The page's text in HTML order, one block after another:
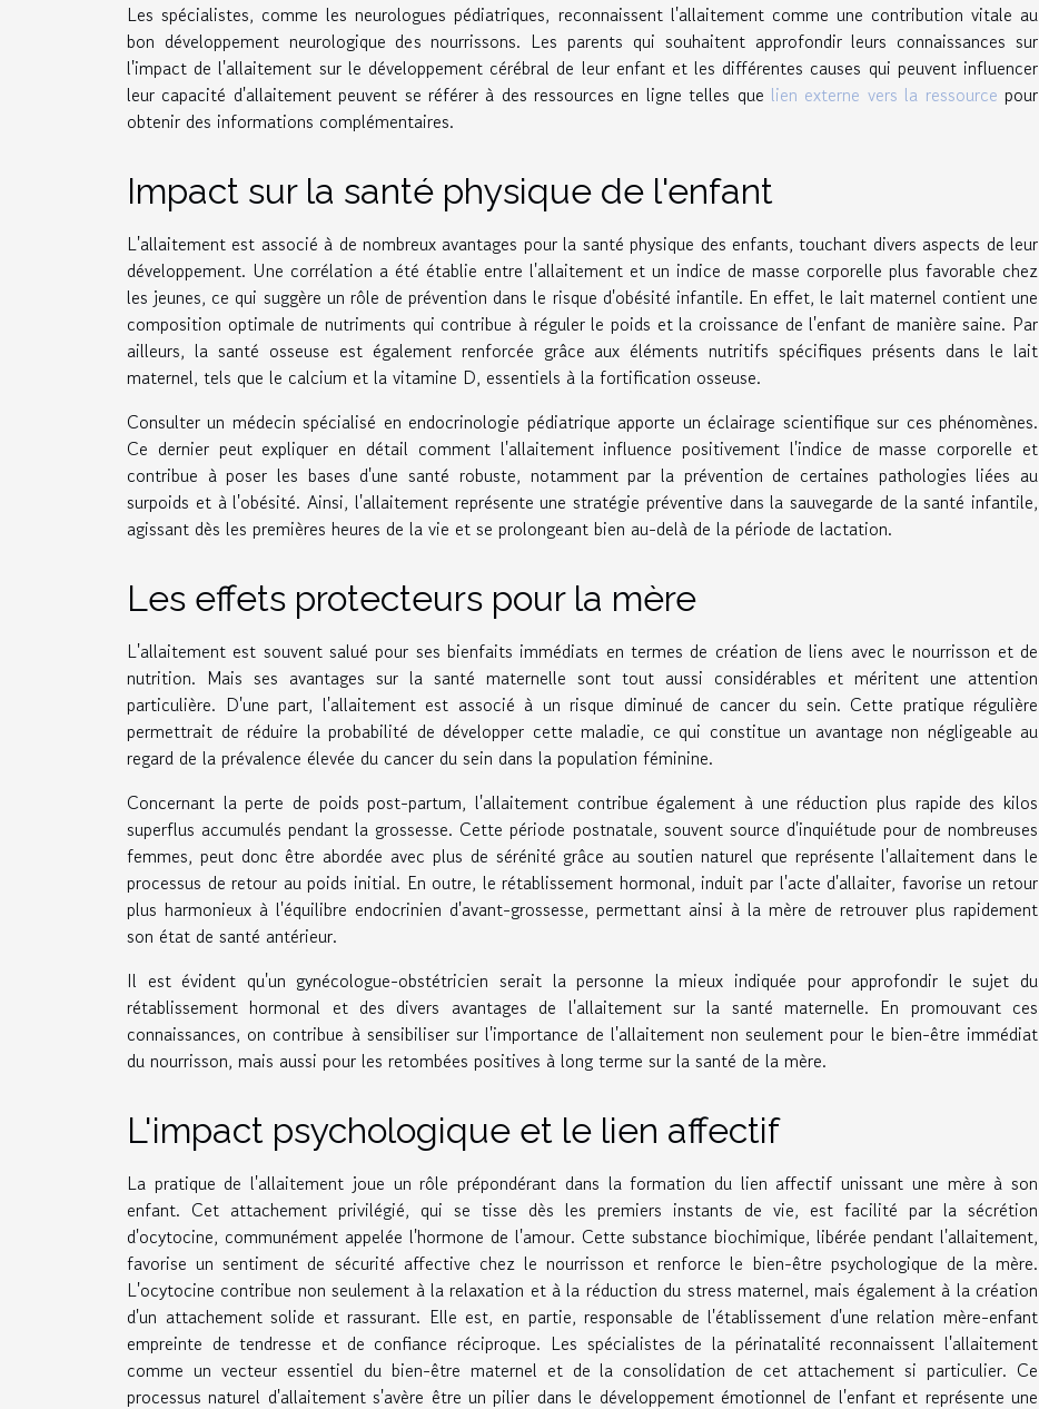
Les spécialistes, comme les neurologues pédiatriques, reconnaissent l'allaitement comme une contribution vitale au
bon développement neurologique des nourrissons. Les parents qui souhaitent approfondir leurs connaissances sur
l'impact de l'allaitement sur le développement cérébral de leur enfant et les différentes causes qui peuvent influencer
leur capacité d'allaitement peuvent se référer à des ressources en ligne telles que lien externe vers la ressource pour
obtenir des informations complémentaires.
Impact sur la santé physique de l'enfant
L'allaitement est associé à de nombreux avantages pour la santé physique des enfants, touchant divers aspects de leur
développement. Une corrélation a été établie entre l'allaitement et un indice de masse corporelle plus favorable chez
les jeunes, ce qui suggère un rôle de prévention dans le risque d'obésité infantile. En effet, le lait maternel contient une
composition optimale de nutriments qui contribue à réguler le poids et la croissance de l'enfant de manière saine. Par
ailleurs, la santé osseuse est également renforcée grâce aux éléments nutritifs spécifiques présents dans le lait
maternel, tels que le calcium et la vitamine D, essentiels à la fortification osseuse.
Consulter un médecin spécialisé en endocrinologie pédiatrique apporte un éclairage scientifique sur ces phénomènes.
Ce dernier peut expliquer en détail comment l'allaitement influence positivement l'indice de masse corporelle et
contribue à poser les bases d'une santé robuste, notamment par la prévention de certaines pathologies liées au
surpoids et à l'obésité. Ainsi, l'allaitement représente une stratégie préventive dans la sauvegarde de la santé infantile,
agissant dès les premières heures de la vie et se prolongeant bien au-delà de la période de lactation.
Les effets protecteurs pour la mère
L'allaitement est souvent salué pour ses bienfaits immédiats en termes de création de liens avec le nourrisson et de
nutrition. Mais ses avantages sur la santé maternelle sont tout aussi considérables et méritent une attention
particulière. D'une part, l'allaitement est associé à un risque diminué de cancer du sein. Cette pratique régulière
permettrait de réduire la probabilité de développer cette maladie, ce qui constitue un avantage non négligeable au
regard de la prévalence élevée du cancer du sein dans la population féminine.
Concernant la perte de poids post-partum, l'allaitement contribue également à une réduction plus rapide des kilos
superflus accumulés pendant la grossesse. Cette période postnatale, souvent source d'inquiétude pour de nombreuses
femmes, peut donc être abordée avec plus de sérénité grâce au soutien naturel que représente l'allaitement dans le
processus de retour au poids initial. En outre, le rétablissement hormonal, induit par l'acte d'allaiter, favorise un retour
plus harmonieux à l'équilibre endocrinien d'avant-grossesse, permettant ainsi à la mère de retrouver plus rapidement
son état de santé antérieur.
Il est évident qu'un gynécologue-obstétricien serait la personne la mieux indiquée pour approfondir le sujet du
rétablissement hormonal et des divers avantages de l'allaitement sur la santé maternelle. En promouvant ces
connaissances, on contribue à sensibiliser sur l'importance de l'allaitement non seulement pour le bien-être immédiat
du nourrisson, mais aussi pour les retombées positives à long terme sur la santé de la mère.
L'impact psychologique et le lien affectif
La pratique de l'allaitement joue un rôle prépondérant dans la formation du lien affectif unissant une mère à son
enfant. Cet attachement privilégié, qui se tisse dès les premiers instants de vie, est facilité par la sécrétion
d'ocytocine, communément appelée l'hormone de l'amour. Cette substance biochimique, libérée pendant l'allaitement,
favorise un sentiment de sécurité affective chez le nourrisson et renforce le bien-être psychologique de la mère.
L'ocytocine contribue non seulement à la relaxation et à la réduction du stress maternel, mais également à la création
d'un attachement solide et rassurant. Elle est, en partie, responsable de l'établissement d'une relation mère-enfant
empreinte de tendresse et de confiance réciproque. Les spécialistes de la périnatalité reconnaissent l'allaitement
comme un vecteur essentiel du bien-être maternel et de la consolidation de cet attachement si particulier. Ce
processus naturel d'allaitement s'avère être un pilier dans le développement émotionnel de l'enfant et représente une